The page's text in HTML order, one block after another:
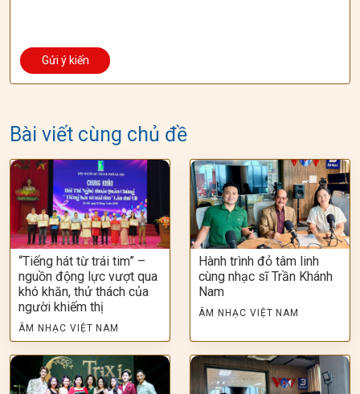
Bài viết cùng chủ đề
“Tiếng hát từ trái tim” –
nguồn động lực vượt qua
khó khăn, thử thách của
người khiếm thị
ÂM NHẠC VIỆT NAM
Hành trình đỏ tâm linh
cùng nhạc sĩ Trần Khánh
Nam
ÂM NHẠC VIỆT NAM